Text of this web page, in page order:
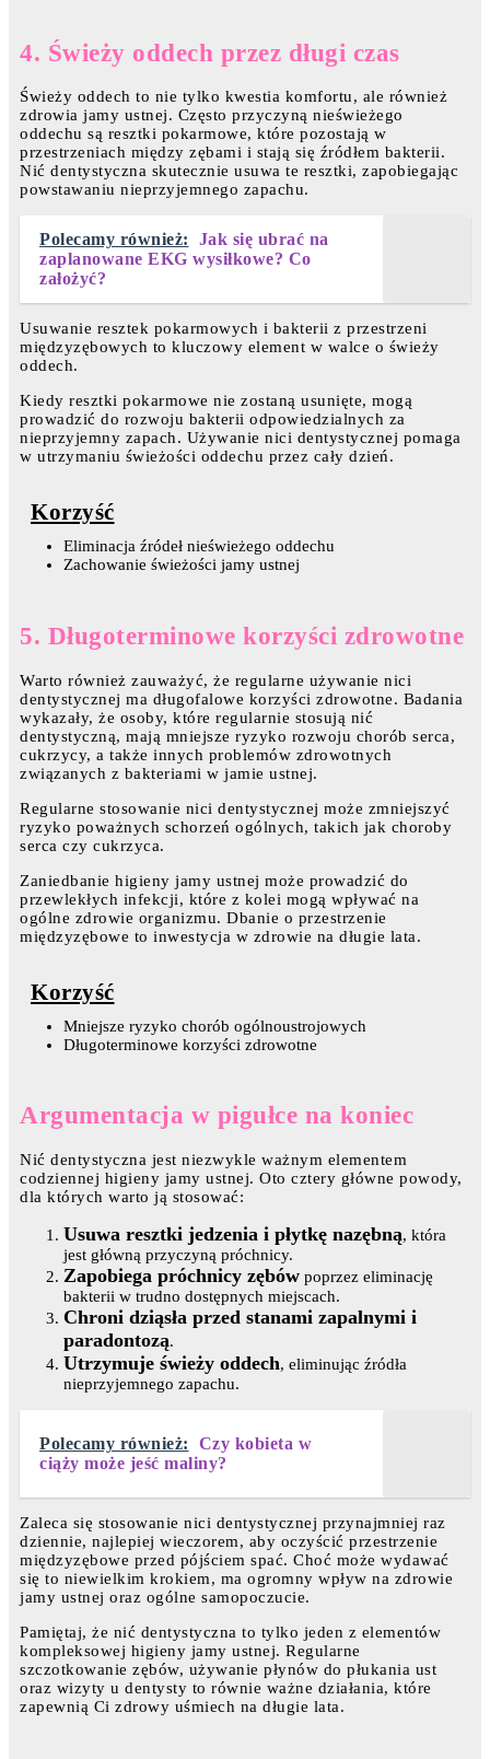
4. Świeży oddech przez długi czas
Świeży oddech to nie tylko kwestia komfortu, ale również
zdrowia jamy ustnej. Często przyczyną nieświeżego
oddechu są resztki pokarmowe, które pozostają w
przestrzeniach między zębami i stają się źródłem bakterii.
Nić dentystyczna skutecznie usuwa te resztki, zapobiegając
powstawaniu nieprzyjemnego zapachu.
Polecamy również:
Jak się ubrać na
zaplanowane EKG wysiłkowe? Co
założyć?
Usuwanie resztek pokarmowych i bakterii z przestrzeni
międzyzębowych to kluczowy element w walce o świeży
oddech.
Kiedy resztki pokarmowe nie zostaną usunięte, mogą
prowadzić do rozwoju bakterii odpowiedzialnych za
nieprzyjemny zapach. Używanie nici dentystycznej pomaga
w utrzymaniu świeżości oddechu przez cały dzień.
Korzyść
Eliminacja źródeł nieświeżego oddechu
Zachowanie świeżości jamy ustnej
5. Długoterminowe korzyści zdrowotne
Warto również zauważyć, że regularne używanie nici
dentystycznej ma długofalowe korzyści zdrowotne. Badania
wykazały, że osoby, które regularnie stosują nić
dentystyczną, mają mniejsze ryzyko rozwoju chorób serca,
cukrzycy, a także innych problemów zdrowotnych
związanych z bakteriami w jamie ustnej.
Regularne stosowanie nici dentystycznej może zmniejszyć
ryzyko poważnych schorzeń ogólnych, takich jak choroby
serca czy cukrzyca.
Zaniedbanie higieny jamy ustnej może prowadzić do
przewlekłych infekcji, które z kolei mogą wpływać na
ogólne zdrowie organizmu. Dbanie o przestrzenie
międzyzębowe to inwestycja w zdrowie na długie lata.
Korzyść
Mniejsze ryzyko chorób ogólnoustrojowych
Długoterminowe korzyści zdrowotne
Argumentacja w pigułce na koniec
Nić dentystyczna jest niezwykle ważnym elementem
codziennej higieny jamy ustnej. Oto cztery główne powody,
dla których warto ją stosować:
Usuwa resztki jedzenia i płytkę nazębną, która
jest główną przyczyną próchnicy.
Zapobiega próchnicy zębów poprzez eliminację
bakterii w trudno dostępnych miejscach.
Chroni dziąsła przed stanami zapalnymi i
paradontozą.
Utrzymuje świeży oddech, eliminując źródła
nieprzyjemnego zapachu.
Polecamy również:
Czy kobieta w
ciąży może jeść maliny?
Zaleca się stosowanie nici dentystycznej przynajmniej raz
dziennie, najlepiej wieczorem, aby oczyścić przestrzenie
międzyzębowe przed pójściem spać. Choć może wydawać
się to niewielkim krokiem, ma ogromny wpływ na zdrowie
jamy ustnej oraz ogólne samopoczucie.
Pamiętaj, że nić dentystyczna to tylko jeden z elementów
kompleksowej higieny jamy ustnej. Regularne
szczotkowanie zębów, używanie płynów do płukania ust
oraz wizyty u dentysty to równie ważne działania, które
zapewnią Ci zdrowy uśmiech na długie lata.